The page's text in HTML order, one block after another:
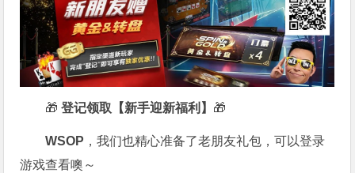
🎁 登记领取【新手迎新福利】 🎁
WSOP ，我们也精心准备了老朋友礼包，可以登录
游戏查看噢～